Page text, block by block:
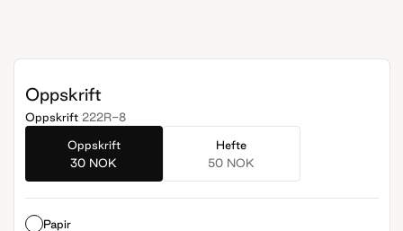
Oppskrift
Oppskrift 222R-8
Oppskrift
30 NOK
Hefte
50 NOK
Papir